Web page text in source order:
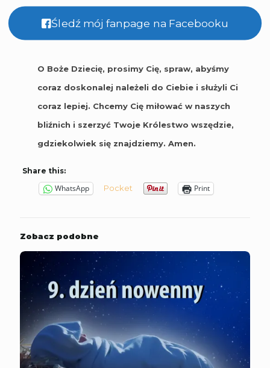
Śledź mój fanpage na Facebooku
O Boże Dziecię, prosimy Cię, spraw, abyśmy
coraz doskonalej należeli do Ciebie i służyli Ci
coraz lepiej. Chcemy Cię miłować w naszych
bliźnich i szerzyć Twoje Królestwo wszędzie,
gdziekolwiek się znajdziemy. Amen.
Share this:
WhatsApp Pocket Print
Zobacz podobne